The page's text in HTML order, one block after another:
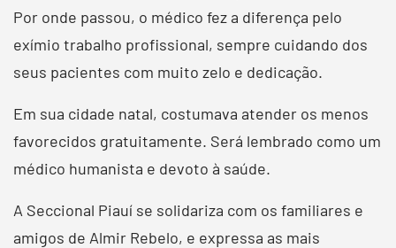
Por onde passou, o médico fez a diferença pelo
exímio trabalho profissional, sempre cuidando dos
seus pacientes com muito zelo e dedicação.
Em sua cidade natal, costumava atender os menos
favorecidos gratuitamente. Será lembrado como um
médico humanista e devoto à saúde.
A Seccional Piauí se solidariza com os familiares e
amigos de Almir Rebelo, e expressa as mais